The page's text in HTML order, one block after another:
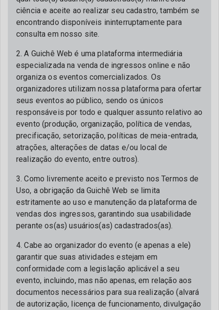
ciência e aceite ao realizar seu cadastro, também se
encontrando disponíveis ininterruptamente para
consulta em nosso site.
2. A Guichê Web é uma plataforma intermediária
especializada na venda de ingressos online e não
organiza os eventos comercializados. Os
organizadores utilizam nossa plataforma para ofertar
seus eventos ao público, sendo os únicos
responsáveis por todo e qualquer assunto relativo ao
evento (produção, organização, política de vendas,
precificação, setorização, políticas de meia-entrada,
atrações, alterações de datas e/ou local de
realização do evento, entre outros).
3. Como livremente aceito e previsto nos Termos de
Uso, a obrigação da Guichê Web se limita
estritamente ao uso e manutenção da plataforma de
vendas dos ingressos, garantindo sua usabilidade
perante os(as) usuários(as) cadastrados(as).
4. Cabe ao organizador do evento (e apenas a ele)
garantir que suas atividades estejam em
conformidade com a legislação aplicável a seu
evento, incluindo, mas não apenas, em relação aos
documentos necessários para sua realização (alvará
de autorização, licença de funcionamento, divulgação